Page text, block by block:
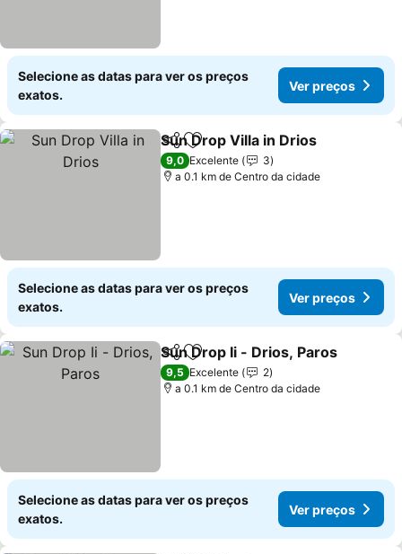
Selecione as datas para ver os preços
exatos.
Ver preços
PartilharAdicionar aos favoritos
Sun Drop Villa in Drios
9,0 Excelente
3
a 0.1 km de Centro da cidade
Selecione as datas para ver os preços
exatos.
Ver preços
PartilharAdicionar aos favoritos
Sun Drop Ii - Drios, Paros
9,5 Excelente
2
a 0.1 km de Centro da cidade
Selecione as datas para ver os preços
exatos.
Ver preços